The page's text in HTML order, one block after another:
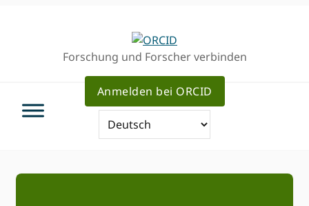
Forschung und Forscher verbinden
Anmelden bei ORCID